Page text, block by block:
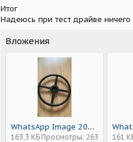
и
Итог
Надеюсь при тест драйве ничего
Вложения
WhatsApp Image 2025-04-14 at 21.25.32 (2).jpeg
163,3 КБ Просмотры: 263 161